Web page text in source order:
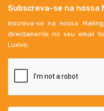
Subscreva-se na nossa
Inscreva-se na nossa
directamente no seu email
Luxivo.